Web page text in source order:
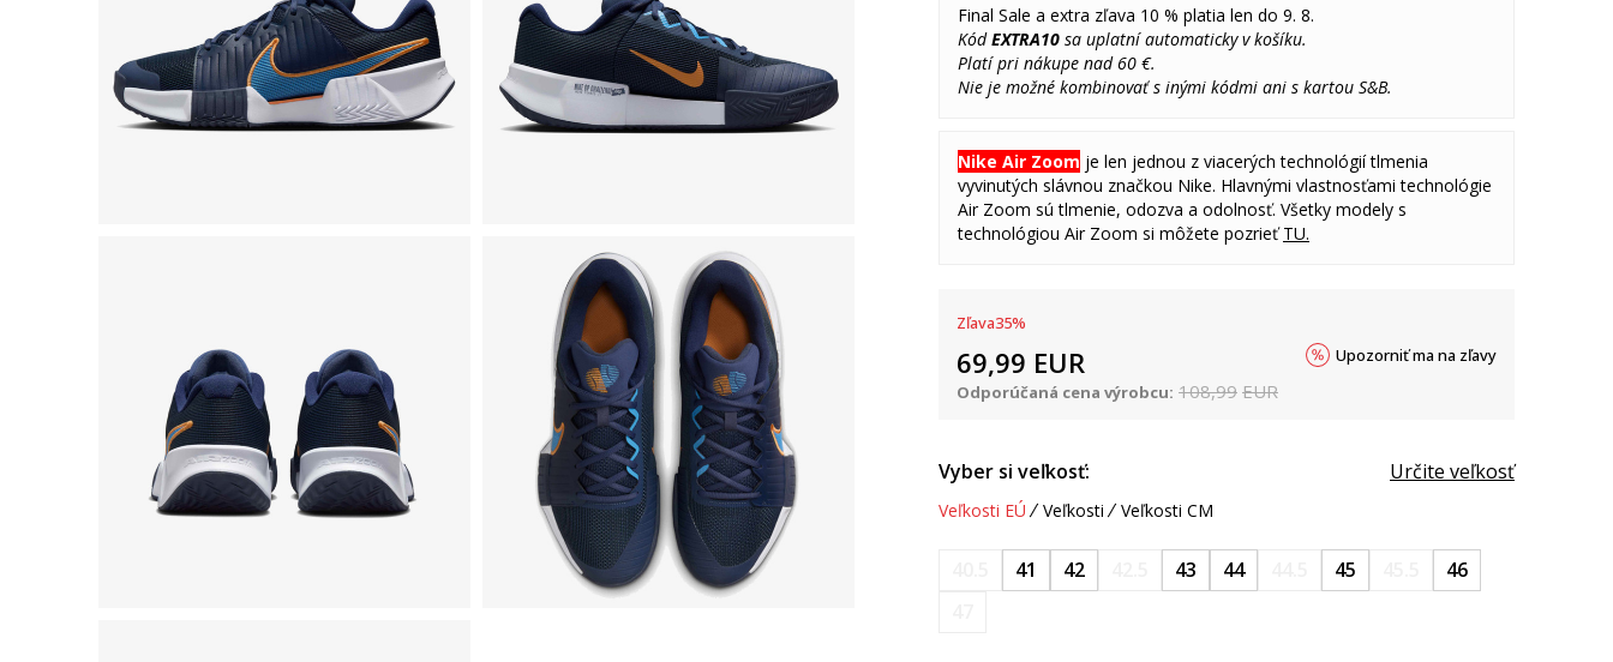
Final Sale a extra zľava 10 % platia len do 9. 8.
KódEXTRA10 sa uplatní automaticky v košíku.
Platí pri nákupe nad 60 €.
Nie je možné kombinovať s inými kódmi ani s kartou S&B.
Nike Air Zoom je len jednou z viacerých technológií tlmenia
vyvinutých slávnou značkou Nike. Hlavnými vlastnosťami technológie
Air Zoom sú tlmenie, odozva a odolnosť. Všetky modely s
technológiou Air Zoom si môžete pozrieťTU.
Zľava35%
69,99 EUR
Odporúčaná cena výrobcu: 108,99 EUR
Upozorniť ma na zľavy
Vyber si veľkosť: Určite veľkosť
Veľkosti EÚ Veľkosti Veľkosti CM
41 42 43 44 45
46